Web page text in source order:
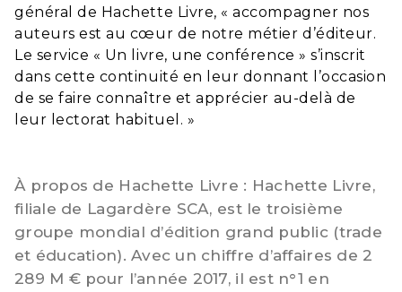
général de Hachette Livre, « accompagner nos
auteurs est au cœur de notre métier d’éditeur.
Le service « Un livre, une conférence » s’inscrit
dans cette continuité en leur donnant l’occasion
de se faire connaître et apprécier au-delà de
leur lectorat habituel. »
À propos de Hachette Livre : Hachette Livre,
filiale de Lagardère SCA, est le troisième
groupe mondial d’édition grand public (trade
et éducation). Avec un chiffre d’affaires de 2
289 M € pour l’année 2017, il est n°1 en